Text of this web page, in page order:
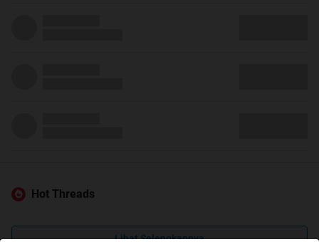
Hot Threads
Lihat Selengkapnya